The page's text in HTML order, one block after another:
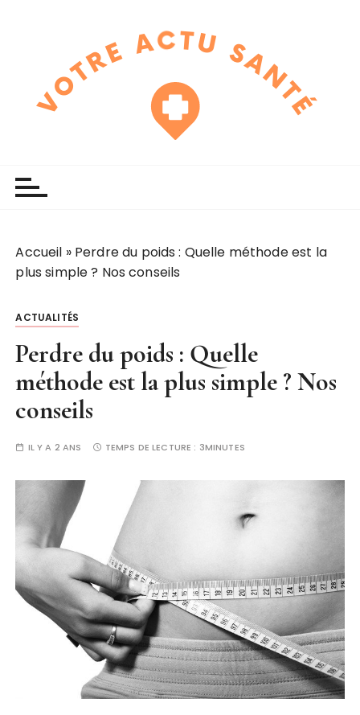
Accueil » Perdre du poids : Quelle méthode est la
plus simple ? Nos conseils
ACTUALITÉS
Perdre du poids : Quelle
méthode est la plus simple ? Nos
conseils
IL Y A 2 ANS TEMPS DE LECTURE : 3MINUTES